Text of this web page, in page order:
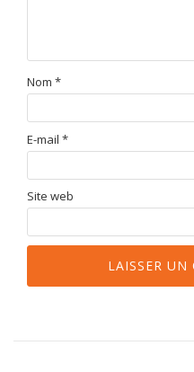
Nom *
E-mail *
Site web